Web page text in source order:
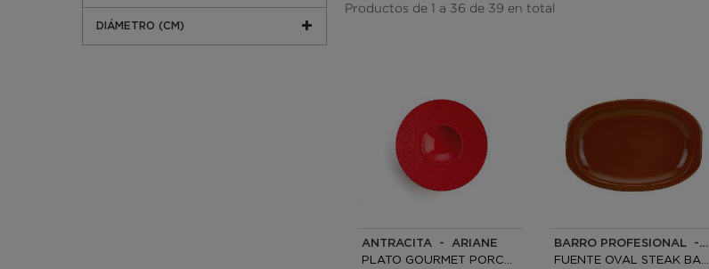
DIÁMETRO (CM)
Productos de 1 a 36 de 39 en total
ANTRACITA - ARIANE BARRO PROFESIONAL - RAIMUNDO